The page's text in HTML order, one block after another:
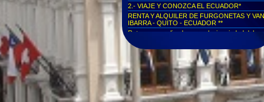
2.- VIAJE Y CONOZCA EL ECUADOR*
RENTA Y ALQUILER DE FURGONETAS Y
IBARRA - QUITO - ECUADOR **
Rutas personalizadas a cualquier ciudad del
Ecuador...
Viajes seguros al Cotopaxi...
Viajes seguros a Parque Nacional Yasuní
Viajes seguros al Parque Nacional Las Cajas
Viajes seguros a Cuenca
Viajes seguros al Centro Histórico de Quito
Viajes seguros a la Mitad del Mundo